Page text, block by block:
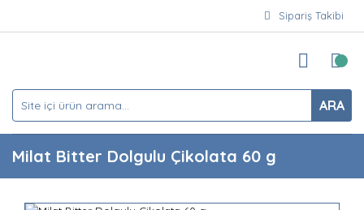
Sipariş Takibi
ARA
Milat Bitter Dolgulu Çikolata 60 g